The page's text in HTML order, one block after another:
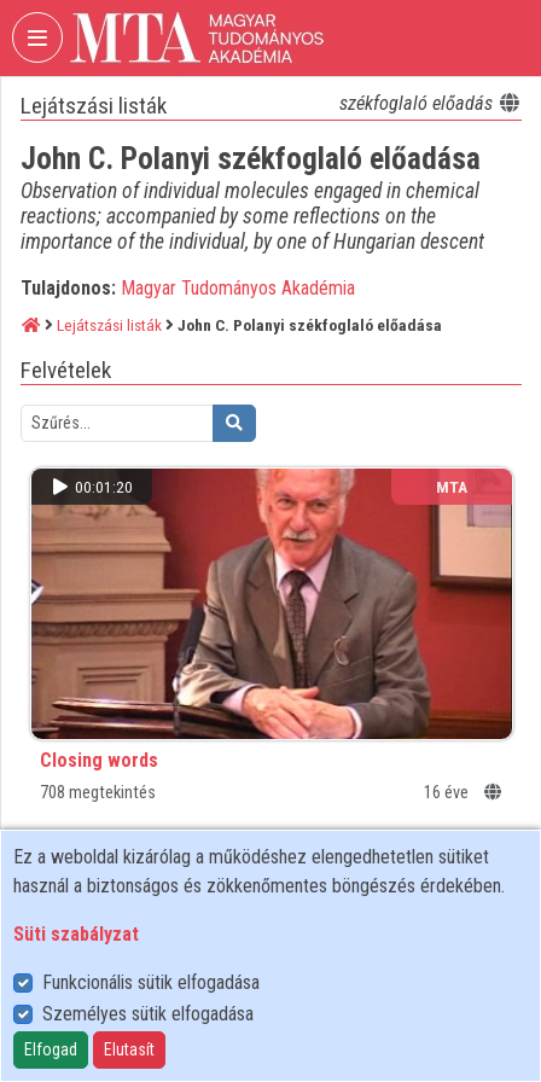
Fejléc kihagyása Menü kihagyása Tartalom kihagyása
VIDEOTORIUM
MAGYAR
TUDOMÁNYOS
AKADÉMIA
Intézményi kezdőlap
Bejelentkezés
Intézményi felfedezés
Kategóriák
Intézményi listák
Intézmények
Közreműködők
Lejátszási listák székfoglaló előadás
John C. Polanyi székfoglaló előadása
Observation of individual molecules engaged in chemical
reactions; accompanied by some reflections on the
importance of the individual, by one of Hungarian descent
Tulajdonos: Magyar Tudományos Akadémia
Lejátszási listák John C. Polanyi székfoglaló előadása
Felvételek
00:01:20 MTA
Closing words
708 megtekintés 16 éve
00:57:10 MTA
Ez a weboldal kizárólag a működéshez elengedhetetlen sütiket
használ a biztonságos és zökkenőmentes böngészés érdekében.
Süti szabályzat
Funkcionális sütik elfogadása
Személyes sütik elfogadása
Elfogad Elutasít